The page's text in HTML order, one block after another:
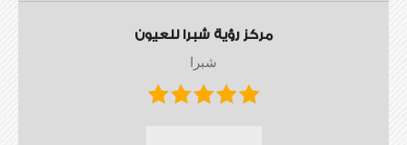
مركز رؤية شبرا للعيون
شبرا